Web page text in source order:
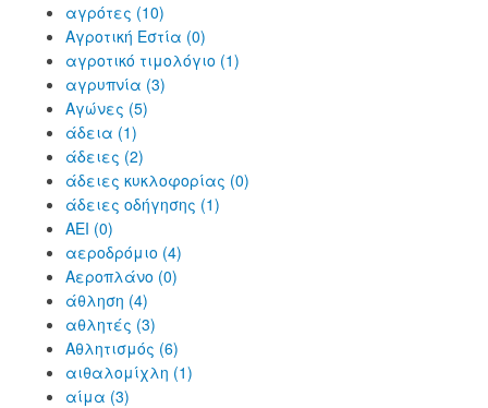
αγρότες (10)
Αγροτική Εστία (0)
αγροτικό τιμολόγιο (1)
αγρυπνία (3)
Αγώνες (5)
άδεια (1)
άδειες (2)
άδειες κυκλοφορίας (0)
άδειες οδήγησης (1)
ΑΕΙ (0)
αεροδρόμιο (4)
Αεροπλάνο (0)
άθληση (4)
αθλητές (3)
Αθλητισμός (6)
αιθαλομίχλη (1)
αίμα (3)